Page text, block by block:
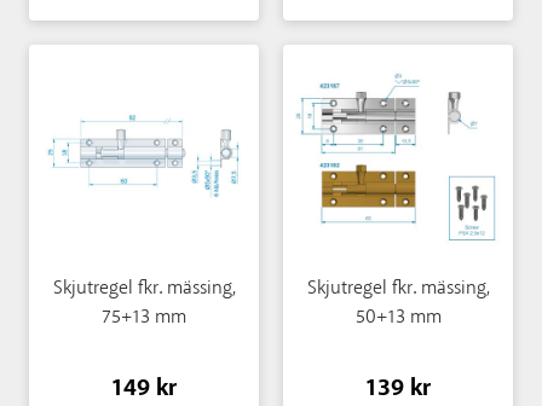
Skjutregel fkr. mässing,
75+13 mm
149 kr
Skjutregel fkr. mässing,
50+13 mm
139 kr